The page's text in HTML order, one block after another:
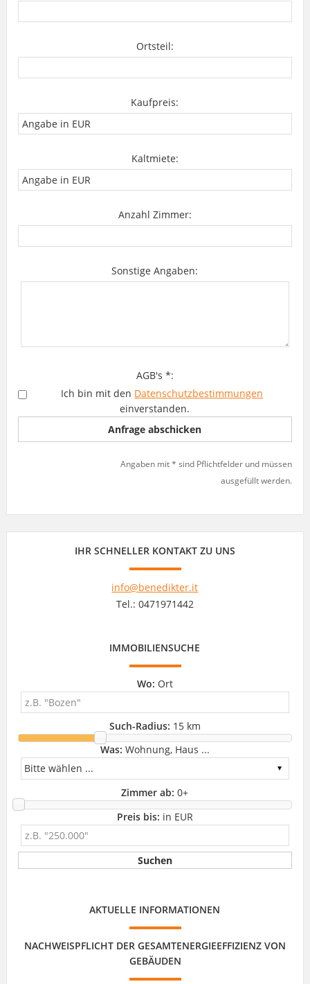
Ortsteil:
Kaufpreis:
Kaltmiete:
Anzahl Zimmer:
Sonstige Angaben:
AGB's *:
Ich bin mit den Datenschutzbestimmungen
einverstanden.
Angaben mit * sind Pflichtfelder und müssen
ausgefüllt werden.
IHR SCHNELLER KONTAKT ZU UNS
info@benedikter.it
Tel.: 0471971442
IMMOBILIENSUCHE
Wo: Ort
Such-Radius: 15 km
Was: Wohnung, Haus ...
Zimmer ab: 0+
Preis bis: in EUR
AKTUELLE INFORMATIONEN